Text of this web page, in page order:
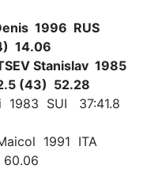
1996 RUS
14.06
Stanislav 1985
(43) 52.28
1983 SUI 37:41.8
1991 ITA